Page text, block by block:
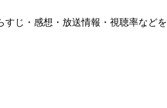
じ・感想・放送情報・視聴率などを